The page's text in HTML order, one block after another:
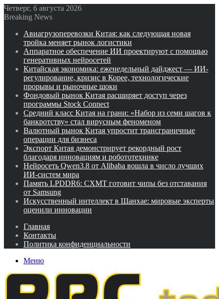
Четверг, 6 августа 2026
Breaking News
Авиагрузоперевозки Китая: как следующая новая
тройка меняет рынок логистики
Аппаратное обеспечение ИИ проектируют с помощью
генеративных нейросетей
Китайская экономика: еженедельный дайджест — ИИ-
регулирование, кризис в Корее, технологические
прорывы и рыночные шоки
Фондовый рынок Китая расширяет доступ через
программы Stock Connect
Средний класс Китая на грани: «Набор из семи шагов к
банкротству» стал вирусным феноменом
Валютный рынок Китая упростит трансграничные
операции для бизнеса
Экспорт Китая демонстрирует рекордный рост
благодаря инновациям и робототехнике
Нейросеть Qwen3.8 от Alibaba вошла в число лучших
ИИ-систем мира
Память LPDDR6: CXMT готовит чипы без отставания
от Samsung
Искусственный интеллект в Шанхае: мировые эксперты
оценили инновации
Главная
Контакты
Политика конфиденциальности
Меню